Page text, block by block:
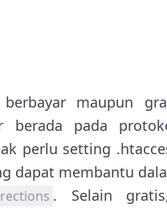
berbayar maupun
berada pada
perlu setting
dapat membantu
. Selain